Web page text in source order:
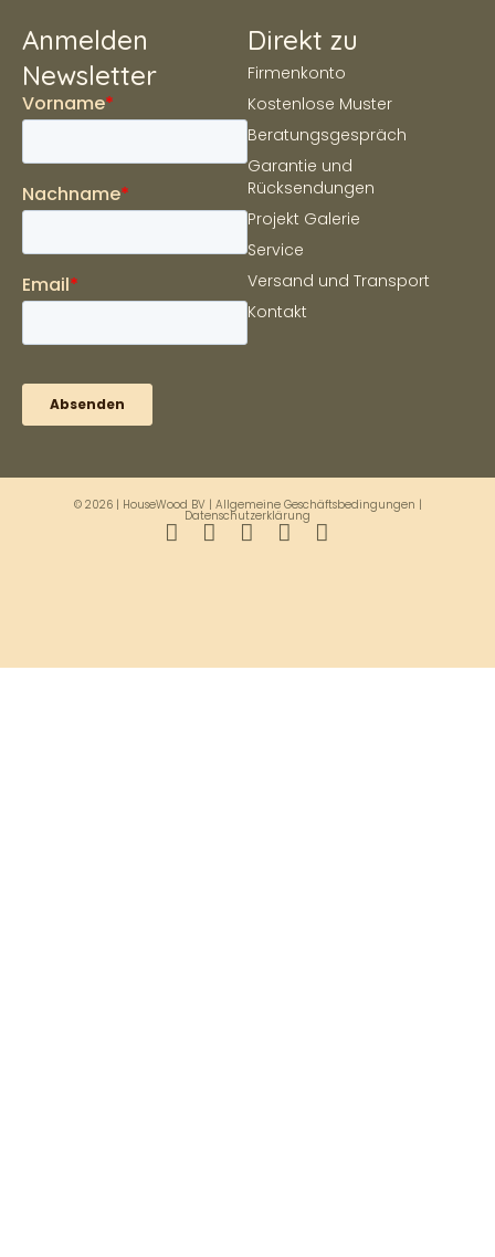
Anmelden
Newsletter
Direkt zu
Firmenkonto
Kostenlose Muster
Beratungsgespräch
Garantie und
Rücksendungen
Projekt Galerie
Service
Versand und Transport
Kontakt
© 2026 | HouseWood BV | Allgemeine Geschäftsbedingungen |
Datenschutzerklärung